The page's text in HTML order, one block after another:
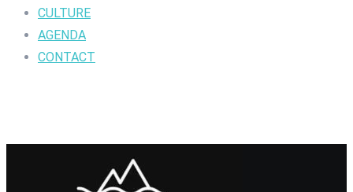
CULTURE
AGENDA
CONTACT